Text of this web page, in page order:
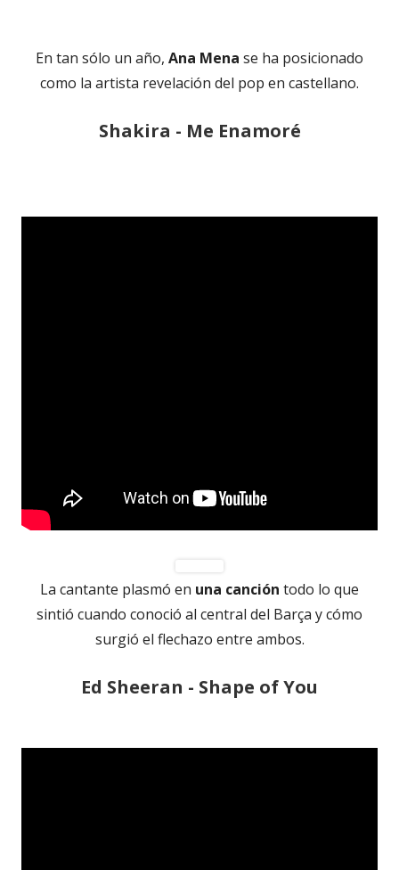
En tan sólo un año, Ana Mena se ha posicionado
como la artista revelación del pop en castellano.
Shakira - Me Enamoré
La cantante plasmó en una canción todo lo que
sintió cuando conoció al central del Barça y cómo
surgió el flechazo entre ambos.
Ed Sheeran - Shape of You